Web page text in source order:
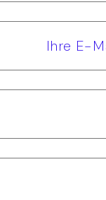
Ihre E-